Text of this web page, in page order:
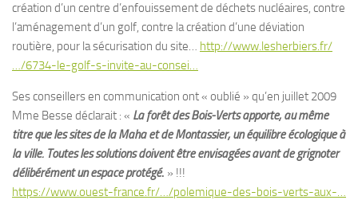
création d’un centre d’enfouissement de déchets nucléaires, contre
l’aménagement d’un golf, contre la création d’une déviation
routière, pour la sécurisation du site… http://www.lesherbiers.fr/
…/6734-le-golf-s-invite-au-consei…
Ses conseillers en communication ont « oublié » qu’en juillet 2009
Mme Besse déclarait : « La forêt des Bois-Verts apporte, au même
titre que les sites de la Maha et de Montassier, un équilibre écologique à
la ville. Toutes les solutions doivent être envisagées avant de grignoter
délibérément un espace protégé. » !!!
https://www.ouest-france.fr/…/polemique-des-bois-verts-aux-…